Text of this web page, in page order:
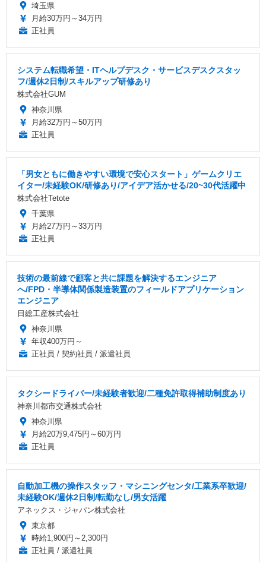
埼玉県
月給30万円～34万円
正社員
システム転職希望・ITヘルプデスク・サービスデスクスタッ
フ/週休2日制/スキルアップ研修あり
株式会社GUM
神奈川県
月給32万円～50万円
正社員
「男女ともに働きやすい環境で安心スタート」ゲームクリエ
イター/未経験OK/研修あり/アイデア活かせる/20~30代活躍中
株式会社Tetote
千葉県
月給27万円～33万円
正社員
技術の最前線で顧客と共に課題を解決するエンジニア
へ/FPD・半導体関係製造装置のフィールドアプリケーション
エンジニア
日総工産株式会社
神奈川県
年収400万円～
正社員 / 契約社員 / 派遣社員
タクシードライバー/未経験者歓迎/二種免許取得補助制度あり
神奈川都市交通株式会社
神奈川県
月給20万9,475円～60万円
正社員
自動加工機の操作スタッフ・マシニングセンタ/工業系卒歓迎/
未経験OK/週休2日制/転勤なし/男女活躍
アネックス・ジャパン株式会社
東京都
時給1,900円～2,300円
正社員 / 派遣社員